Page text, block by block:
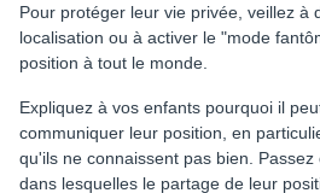
Pour protéger leur vie privée, veillez à
localisation ou à activer le "mode
position à tout le monde.
Expliquez à vos enfants pourquoi il
communiquer leur position, en
qu'ils ne connaissent pas bien.
dans lesquelles le partage de leur